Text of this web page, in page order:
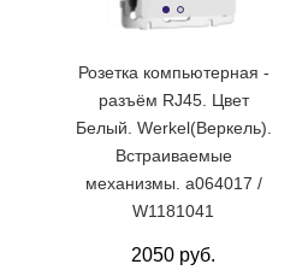
Розетка компьютерная -
разъём RJ45. Цвет
Белый. Werkel(Веркель).
Встраиваемые
механизмы. a064017 /
W1181041
2050 руб.